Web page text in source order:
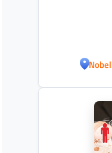
Nobel